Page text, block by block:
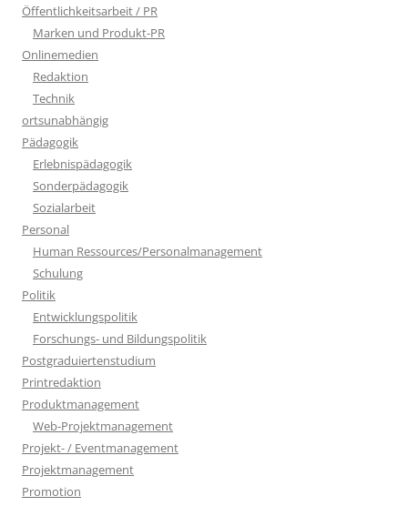
Öffentlichkeitsarbeit / PR
Marken und Produkt-PR
Onlinemedien
Redaktion
Technik
ortsunabhängig
Pädagogik
Erlebnispädagogik
Sonderpädagogik
Sozialarbeit
Personal
Human Ressources/Personalmanagement
Schulung
Politik
Entwicklungspolitik
Forschungs- und Bildungspolitik
Postgraduiertenstudium
Printredaktion
Produktmanagement
Web-Projektmanagement
Projekt- / Eventmanagement
Projektmanagement
Promotion